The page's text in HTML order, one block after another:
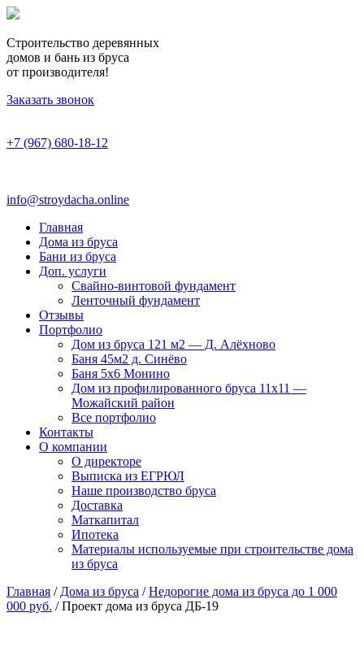
Строительство деревянных
домов и бань из бруса
от производителя!
Заказать звонок
+7 (967) 680-18-12
info@stroydacha.online
Главная
Дома из бруса
Бани из бруса
Доп. услуги
Свайно-винтовой фундамент
Ленточный фундамент
Отзывы
Портфолио
Дом из бруса 121 м2 — Д. Алёхново
Баня 45м2 д. Синёво
Баня 5х6 Монино
Дом из профилированного бруса 11х11 —
Можайский район
Все портфолио
Контакты
О компании
О директоре
Выписка из ЕГРЮЛ
Наше производство бруса
Доставка
Маткапитал
Ипотека
Материалы используемые при строительстве дома
из бруса
Главная / Дома из бруса /Недорогие дома из бруса до 1 000
000 руб. / Проект дома из бруса ДБ-19